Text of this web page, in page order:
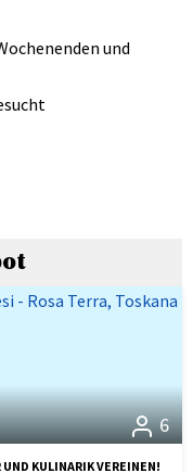
und
6
KULINARIK VEREINEN!